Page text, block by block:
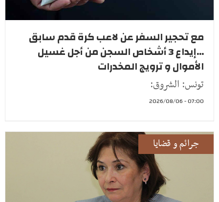
مع تحجير السفر عن لاعب كرة قدم سابق
...إيداع 3 أشخاص السجن من أجل غسيل
الأموال و ترويج المخدرات
تونس: الشروق:
07:00 - 2026/08/06
جرائم و قضايا